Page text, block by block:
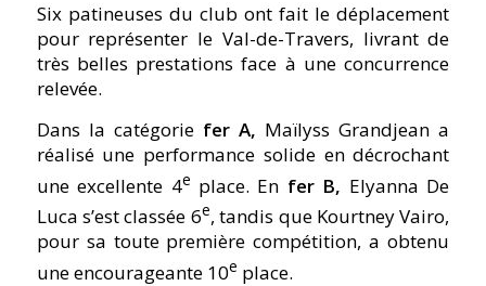
Six patineuses du club ont fait le déplacement
pour représenter le Val-de-Travers, livrant de
très belles prestations face à une concurrence
relevée.
Dans la catégorie fer A, Maïlyss Grandjean a
réalisé une performance solide en décrochant
une excellente 4e place. En fer B, Elyanna De
Luca s’est classée 6e, tandis que Kourtney Vairo,
pour sa toute première compétition, a obtenu
une encourageante 10e place.